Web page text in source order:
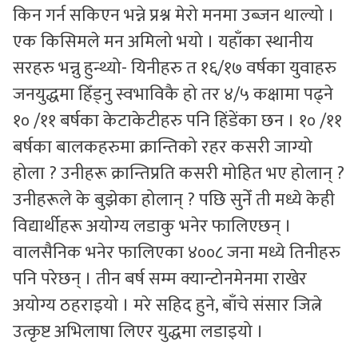
किन गर्न सकिएन भन्ने प्रश्न मेरो मनमा उब्जन थाल्यो ।
एक किसिमले मन अमिलो भयो । यहाँका स्थानीय
सरहरु भन्नु हुन्थ्यो- यिनीहरु त १६/१७ वर्षका युवाहरु
जनयुद्धमा हिँड्नु स्वभाविकै हो तर ४/५ कक्षामा पढ्ने
१० /११ बर्षका केटाकेटीहरु पनि हिंडेंका छन । १० /११
बर्षका बालकहरुमा क्रान्तिको रहर कसरी जाग्यो
होला ? उनीहरू क्रान्तिप्रति कसरी मोहित भए होलान् ?
उनीहरूले के बुझेका होलान् ? पछि सुनेँ ती मध्ये केही
विद्यार्थीहरू अयोग्य लडाकु भनेर फालिएछन् ।
वालसैनिक भनेर फालिएका ४००८ जना मध्ये तिनीहरु
पनि परेछन् । तीन बर्ष सम्म क्यान्टोनमेनमा राखेर
अयोग्य ठहराइयो । मरे सहिद हुने, बाँचे संसार जित्ने
उत्कृष्ट अभिलाषा लिएर युद्धमा लडाइयो ।